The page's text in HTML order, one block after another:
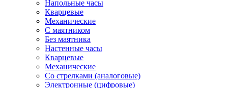
Напольные часы
Кварцевые
Механические
С маятником
Без маятника
Настенные часы
Кварцевые
Механические
Со стрелками (аналоговые)
Электронные (цифровые)